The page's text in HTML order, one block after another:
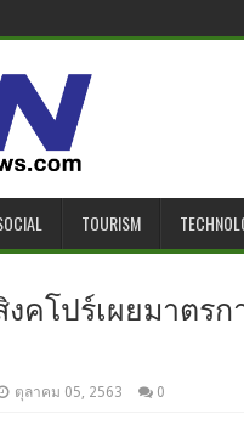
TOURISM
งคโปร์เผยมาตร
ตุลาคม 05, 2563 0